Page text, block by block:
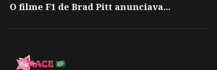
O filme F1 de Brad Pitt anunciava...